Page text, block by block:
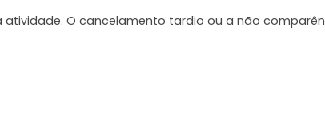
O cancelamento tardio ou a não